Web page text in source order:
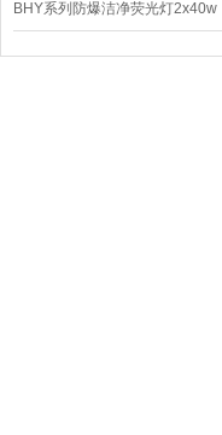
BHY系列防爆洁净荧光灯2x40w